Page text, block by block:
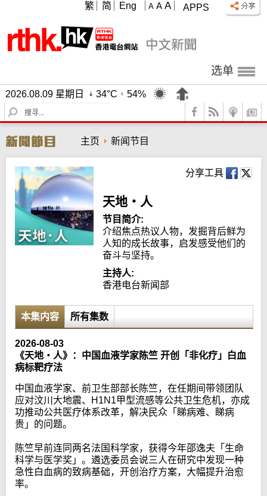
APPS
A A A
繁 简 Eng
选单
2026.08.09 星期日 34°C
54%
S
e
r
c
h
主页 新闻节目
分享工具
天地‧人
节目简介:
介绍焦点热议人物，发掘背后鲜为
人知的成长故事，启发感受他们的
奋斗与坚持。
主持人:
香港电台新闻部
本集内容 所有集数
2026-08-03
《天地‧人》：中国血液学家陈竺 开创「非化疗」白血
病标靶疗法
中国血液学家、前卫生部部长陈竺，在任期间带领团队
应对汶川大地震、H1N1甲型流感等公共卫生危机，亦成
功推动公共医疗体系改革，解决民众「睇病难、睇病
贵」的问题。
陈竺早前连同两名法国科学家，获得今年邵逸夫「生命
科学与医学奖」。遴选委员会说三人在研究中发现一种
急性白血病的致病基础，开创治疗方案，大幅提升治愈
率。